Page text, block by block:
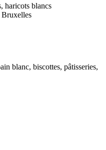
haricots blancs
Bruxelles
blanc, biscottes, pâtisseries,